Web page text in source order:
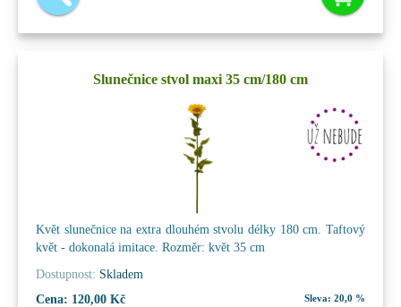
Slunečnice stvol maxi 35 cm/180 cm
Květ slunečnice na extra dlouhém stvolu délky 180 cm. Taftový
květ - dokonalá imitace. Rozměr: květ 35 cm
Dostupnost: Skladem
Cena: 120,00 Kč Sleva: 20,0 %